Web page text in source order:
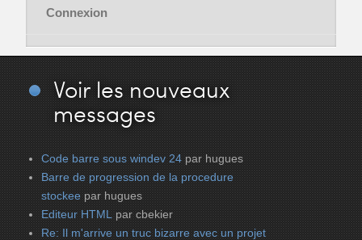
Connexion
Voir les nouveaux
messages
Code barre sous windev 24 par hugues
Barre de progression de la procedure
stockee par hugues
Editeur HTML par cbekier
Re: Il m'arrive un truc bizarre avec un projet